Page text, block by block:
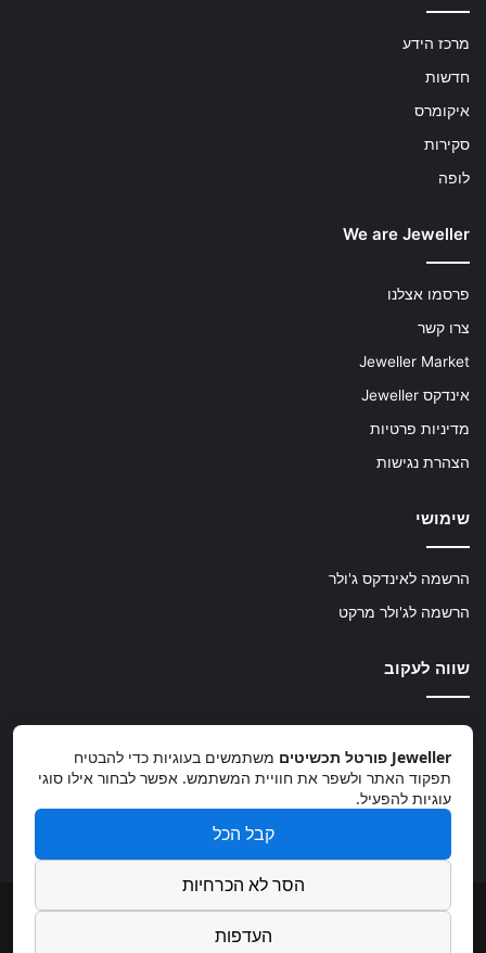
מרכז הידע
חדשות
איקומרס
סקירות
לופה
We are Jeweller
פרסמו אצלנו
צרו קשר
Jeweller Market
אינדקס Jeweller
מדיניות פרטיות
הצהרת נגישות
שימושי
הרשמה לאינדקס ג'ולר
הרשמה לג'ולר מרקט
שווה לעקוב
Facebook
Instagram
TikTok Jeweller פורטל תכשיטים
משתמשים בעוגיות כדי להבטיח
תפקוד האתר ולשפר את חוויית המשתמש. אפשר לבחור אילו סוגי
עוגיות להפעיל.
קבל הכל
הסר לא הכרחיות
העדפות